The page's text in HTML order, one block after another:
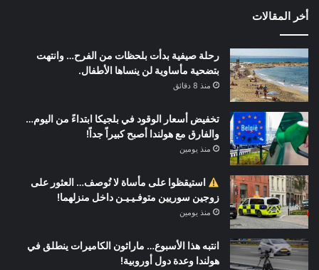
أخر المقالات
رحلة صيفية بدأت بلحظات من الفرح… وانتهت
بتضحية مأساوية لن ينساها الأطفال.
منذ 8 دقائق
تخفيض أسعار الوقود في بلجيكا ابتداءً من اليوم…
والفارق مع هولندا أصبح كبيراً جداً!
منذ يومين
استيقظوا على مأساة لا تُوصف… العثور على
زوجين سوريين متوفـيـيـن داخل منزلهما!
منذ يومين
انتبه هذا الأسبوع… ماراثون الكاميرات ينطلق في
هولندا وعدة دول أوروبية!